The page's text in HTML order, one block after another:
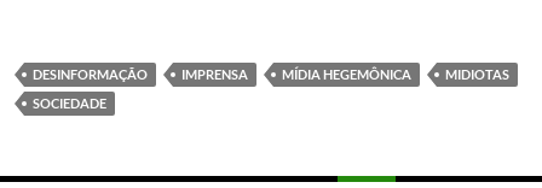
DESINFORMAÇÃO IMPRENSA MÍDIA HEGEMÔNICA
MIDIOTAS
SOCIEDADE